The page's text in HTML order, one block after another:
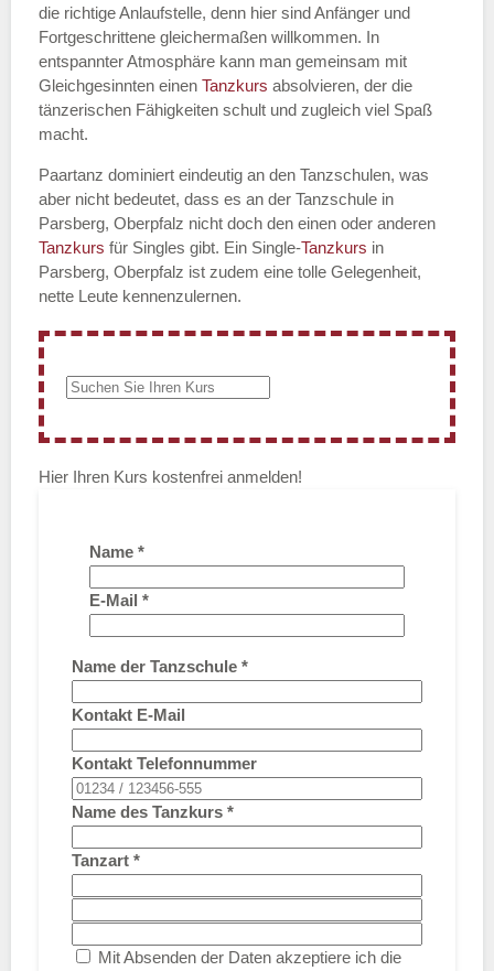
die richtige Anlaufstelle, denn hier sind Anfänger und
Fortgeschrittene gleichermaßen willkommen. In
entspannter Atmosphäre kann man gemeinsam mit
Gleichgesinnten einen Tanzkurs absolvieren, der die
tänzerischen Fähigkeiten schult und zugleich viel Spaß
macht.
Paartanz dominiert eindeutig an den Tanzschulen, was
aber nicht bedeutet, dass es an der Tanzschule in
Parsberg, Oberpfalz nicht doch den einen oder anderen
Tanzkurs für Singles gibt. Ein Single-Tanzkurs in
Parsberg, Oberpfalz ist zudem eine tolle Gelegenheit,
nette Leute kennenzulernen.
Hier Ihren Kurs kostenfrei anmelden!
Name *
E-Mail *
Name der Tanzschule *
Kontakt E-Mail
Kontakt Telefonnummer
Name des Tanzkurs *
Tanzart *
Mit Absenden der Daten akzeptiere ich die